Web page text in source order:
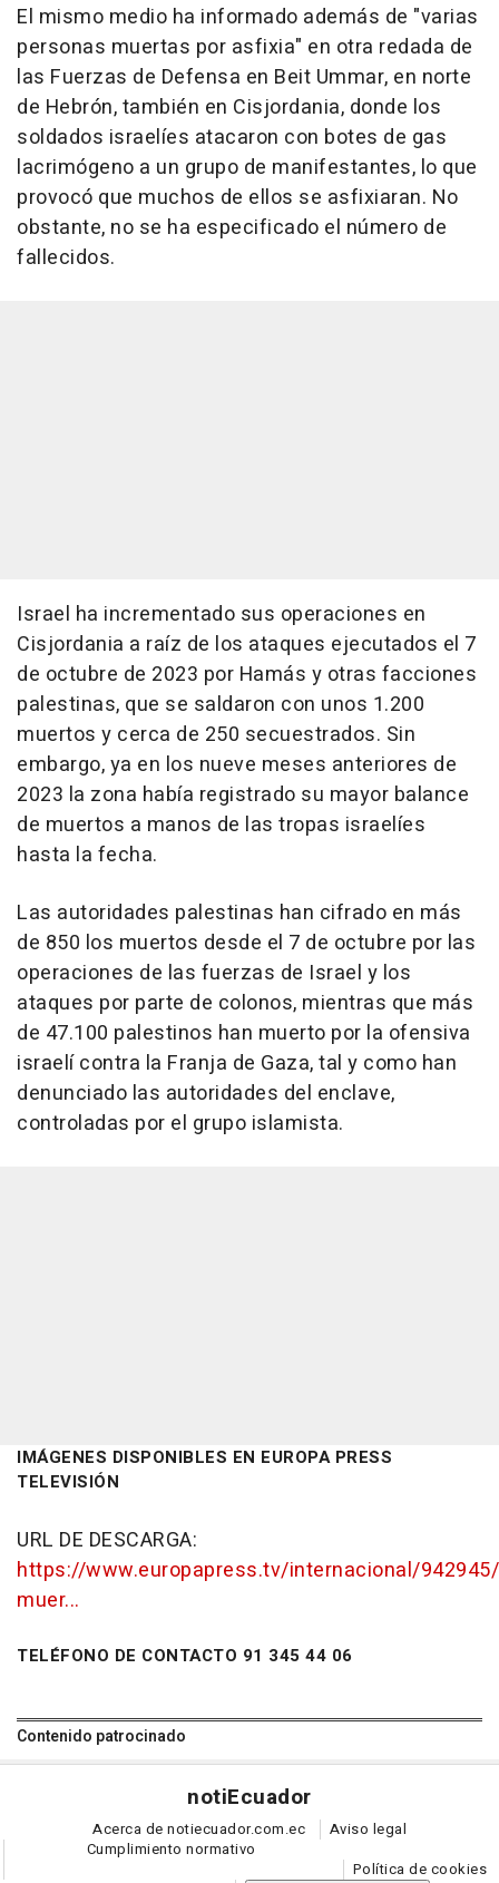
El mismo medio ha informado además de "varias
personas muertas por asfixia" en otra redada de
las Fuerzas de Defensa en Beit Ummar, en norte
de Hebrón, también en Cisjordania, donde los
soldados israelíes atacaron con botes de gas
lacrimógeno a un grupo de manifestantes, lo que
provocó que muchos de ellos se asfixiaran. No
obstante, no se ha especificado el número de
fallecidos.
Israel ha incrementado sus operaciones en
Cisjordania a raíz de los ataques ejecutados el 7
de octubre de 2023 por Hamás y otras facciones
palestinas, que se saldaron con unos 1.200
muertos y cerca de 250 secuestrados. Sin
embargo, ya en los nueve meses anteriores de
2023 la zona había registrado su mayor balance
de muertos a manos de las tropas israelíes
hasta la fecha.
Las autoridades palestinas han cifrado en más
de 850 los muertos desde el 7 de octubre por las
operaciones de las fuerzas de Israel y los
ataques por parte de colonos, mientras que más
de 47.100 palestinos han muerto por la ofensiva
israelí contra la Franja de Gaza, tal y como han
denunciado las autoridades del enclave,
controladas por el grupo islamista.
IMÁGENES DISPONIBLES EN EUROPA PRESS
TELEVISIÓN
URL DE DESCARGA:
https://www.europapress.tv/internacional/
muer...
TELÉFONO DE CONTACTO 91 345 44 06
Contenido patrocinado
notiEcuador
Acerca de notiecuador.com.ec
Aviso legal
Cumplimiento normativo
Política de cookies